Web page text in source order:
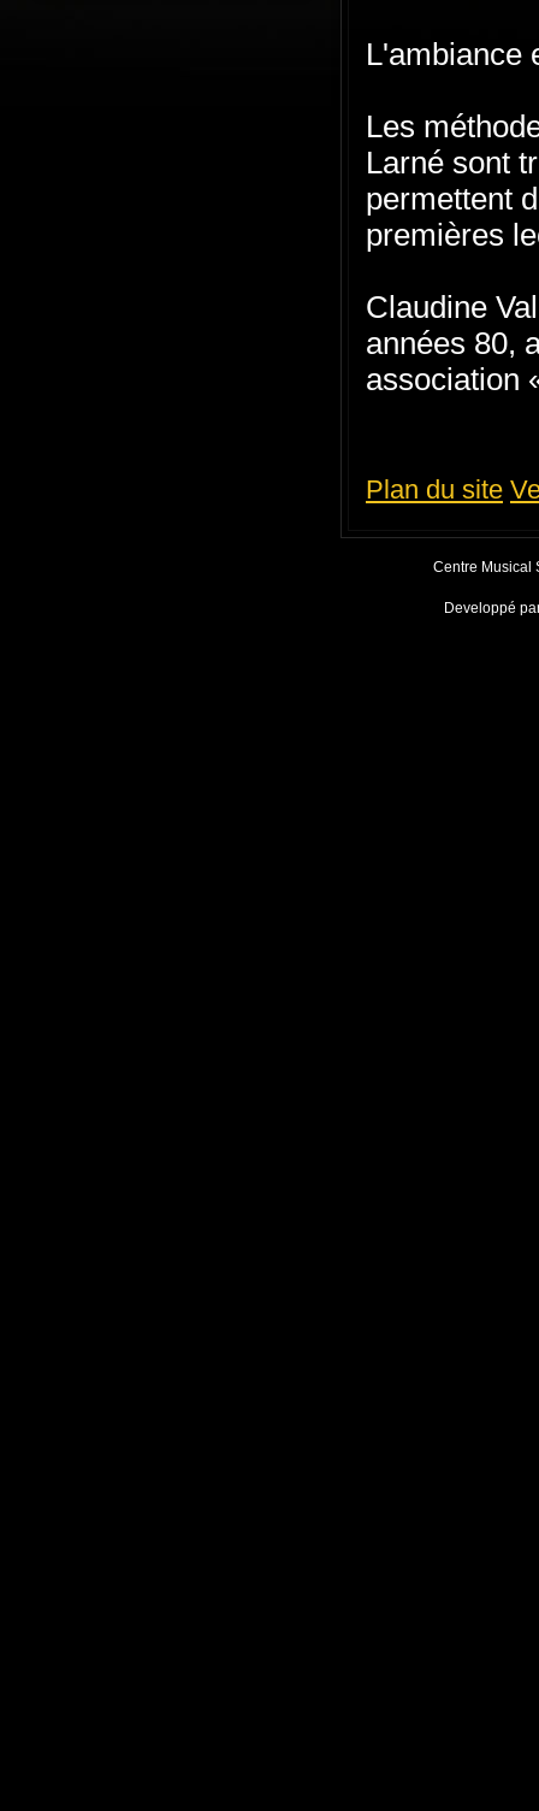
L'ambiance
Les
Larné sont
permettent
premières
Claudine
années 80,
association
Plan du site
Centre Musical
Developpé